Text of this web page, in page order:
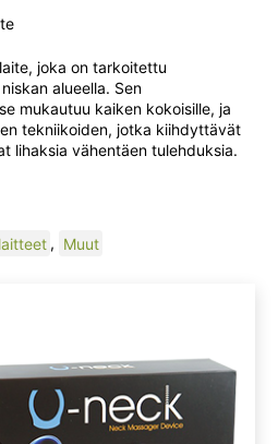
€.
joka on tarkoitettu
alueella. Sen
mukautuu kaiken kokoisille, ja
tekniikoiden, jotka kiihdyttävät
lihaksia vähentäen tulehduksia.
, Muut